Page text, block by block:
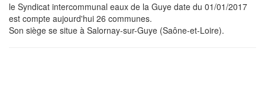
le Syndicat intercommunal eaux de la Guye date du 01/01/2017
est compte aujourd'hui 26 communes.
Son siège se situe à Salornay-sur-Guye (Saône-et-Loire).